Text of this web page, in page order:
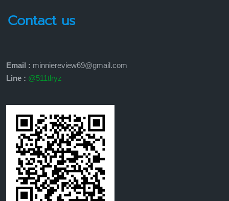
Contact us
Email : minniereview69@gmail.com
Line : @511tlryz